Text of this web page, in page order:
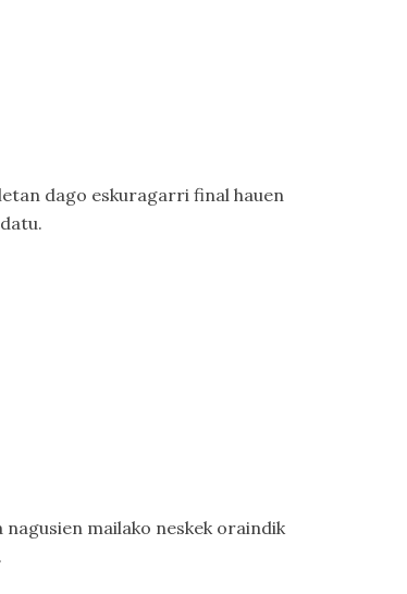
dago eskuragarri final hauen
nagusien mailako neskek oraindik